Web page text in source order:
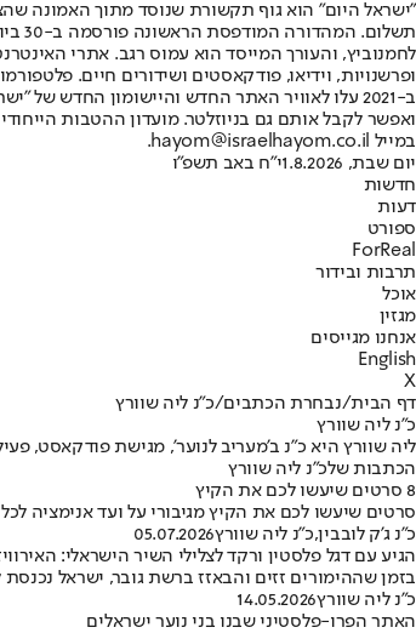
"ישראל היום" הוא גוף תקשורת שנוסד מתוך האמונה
ופרשנויות, וידיאו, פודקאסטים ושידורים חיים.
ב-2021 עלו לאוויר האתר החדש והיישומון
ואפשר לקבל אותם גם בניוזלטר. מועדון ההטבות
במייל hayom@israelhayom.co.il.
יום שבת, 1.8.2026
י"ח באב תשפ"ו
חדשות
דעות
ספורט
ForReal
תרבות ובידור
אוכל
מגזין
אנחנו מגייסים
English
X
דף הבית/נבחרת הכתבים/כ״נ ליה שוורץ
כ״נ ליה שוורץ
ליה שוורץ היא כ"נ ב'מעריב לנוער', מגישת פודקאסט,
הכתבות שלכ״נ ליה שוורץ
8 סרטים שיעשו לכם את הקיץ
סרטים שיעשו לכם את הקיץ מגיבורי על ועד אנימציה
כ״נ ג'ק לובבין,כ״נ ליה שוורץ05.07.2026
הגיע עם דגל פלסטין ורקד לצלילי השיר הישראלי:
בזמן שההימורים זזים והבאזז ברשת גובר, ישראל
כ״נ ליה שוורץ14.05.2026
האתר הפרו-פלסטיני שבנו בני נוער ישראלים